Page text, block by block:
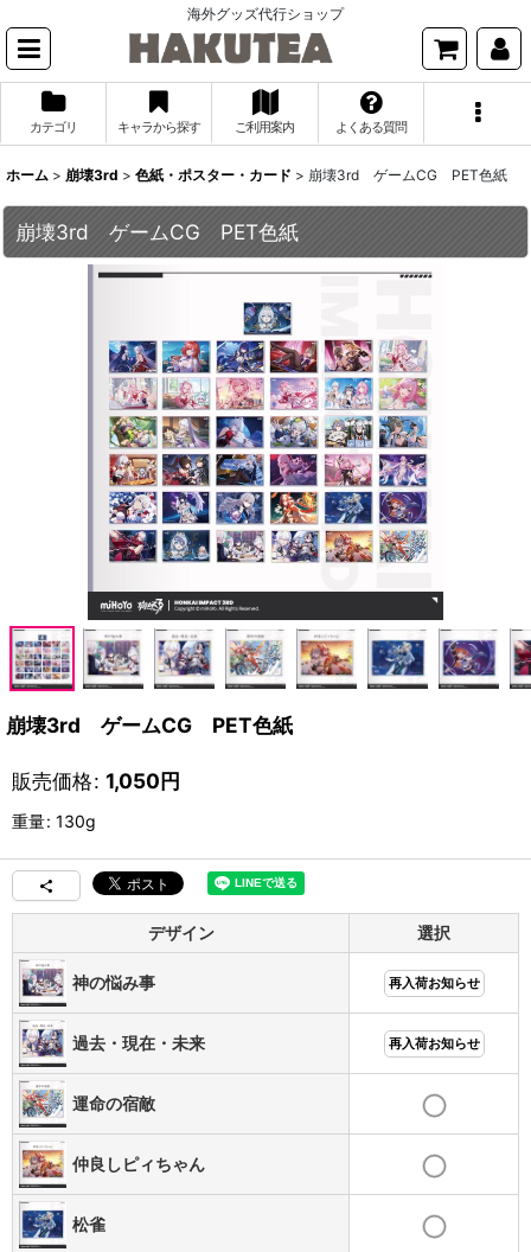
海外グッズ代行ショップ
カテゴリ キャラから探す ご利用案内 よくある質問
ホーム > 崩壊3rd > 色紙・ポスター・カード > 崩壊3rd ゲームCG PET色紙
崩壊3rd ゲームCG PET色紙
崩壊3rd ゲームCG PET色紙
販売価格: 1,050円
重量: 130g
デザイン 選択
神の悩み事 再入荷お知らせ
過去・現在・未来 再入荷お知らせ
運命の宿敵
仲良しピィちゃん
松雀